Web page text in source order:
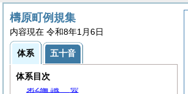
檮原町例規集
内容現在 令和8年1月6日
体系 五十音
体系目次
第1編
第2編 議 会